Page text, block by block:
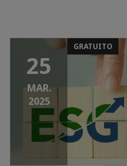
25
MAR.
2025
GRATUITO